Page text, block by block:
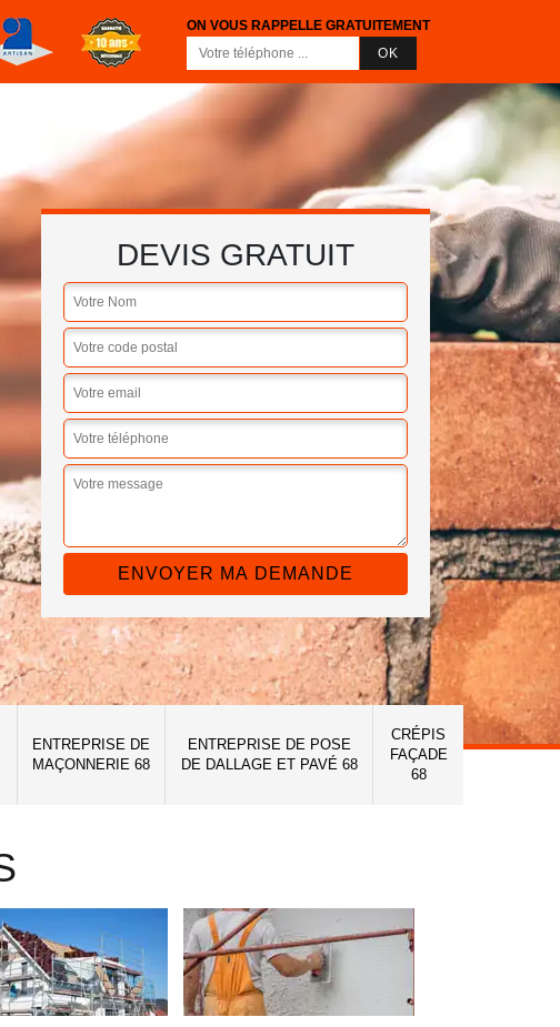
ON VOUS RAPPELLE GRATUITEMENT
DEVIS GRATUIT
ENTREPRISE DE
MAÇONNERIE 68
ENTREPRISE DE POSE
DE DALLAGE ET PAVÉ 68
CRÉPIS
FAÇADE
68